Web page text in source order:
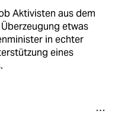
Aktivisten aus dem
etwas
in echter
eines